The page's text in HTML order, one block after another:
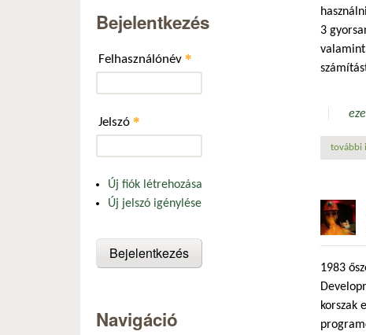
3
további
1983
korszak
Bejelentkezés
Felhasználónév *
Jelszó *
Új fiók létrehozása
Új jelszó igénylése
Navigáció